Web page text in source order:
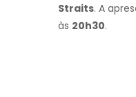
Straits. A
às 20h30.